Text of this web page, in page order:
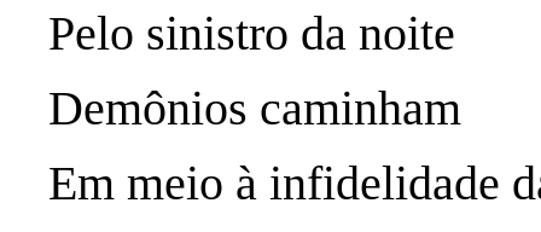
Pelo sinistro da noite
Demônios caminham
Em meio à infidelidade